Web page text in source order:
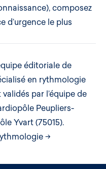
composez
d’urgence le plus
éditoriale de
en rythmologie
par l’équipe de
Peupliers-
Yvart (75015).
→